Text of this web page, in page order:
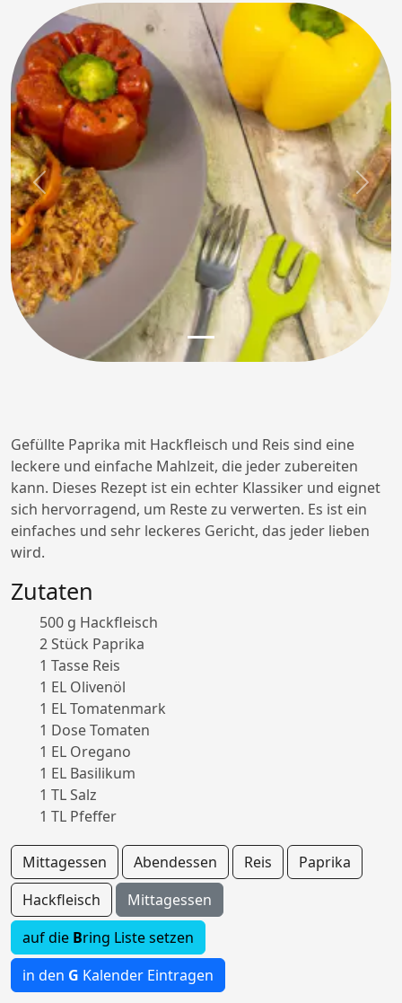
Previous Next
Gefüllte Paprika mit Hackfleisch und Reis sind eine
leckere und einfache Mahlzeit, die jeder zubereiten
kann. Dieses Rezept ist ein echter Klassiker und eignet
sich hervorragend, um Reste zu verwerten. Es ist ein
einfaches und sehr leckeres Gericht, das jeder lieben
wird.
Zutaten
500 g Hackfleisch
2 Stück Paprika
1 Tasse Reis
1 EL Olivenöl
1 EL Tomatenmark
1 Dose Tomaten
1 EL Oregano
1 EL Basilikum
1 TL Salz
1 TL Pfeffer
Mittagessen Abendessen Reis
Paprika
Hackfleisch
Mittagessen
auf die Bring Liste setzen
in den G Kalender Eintragen